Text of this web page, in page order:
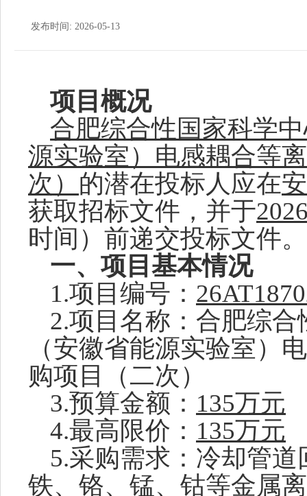
发布时间: 2026-05-13
项目概况
合肥综合性国家科学
源实验室）电感耦合等
次） 的潜在投标人应在
获取招标文件， 并于
时间）前递交投标文件。
一、项目基本情况
1.项目编号：
2.项目名称：合肥综
（安徽省能源实验室）
购项目（二次）
3.预算金额： 135万元
4.最高限价： 135万元
5.采购需求：冷却管
铁、铬、锰、钴等金属